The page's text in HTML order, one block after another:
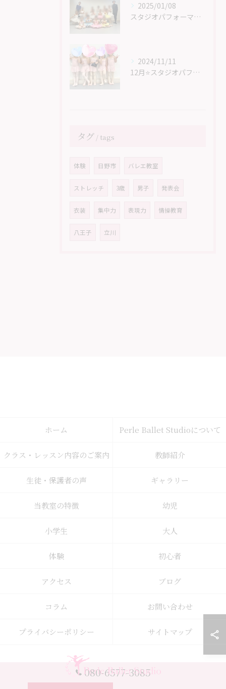
2025/01/08
スタジオパフォーマンス無事終了しました！
2024/11/11
12月⭐スタジオパフォーマンスに向けて⭐
タグ tags
体験 日野市 バレエ教室
ストレッチ 3歳 男子 発表会
衣装 集中力 表現力 情操教育
八王子 立川
080-6577-3085
ホーム Perle Ballet Studioについて
クラス・レッスン内容のご案内 教師紹介
生徒・保護者の声 ギャラリー
当教室の特徴 幼児
小学生 大人
体験 初心者
アクセス ブログ
コラム お問い合わせ
プライバシーポリシー サイトマップ